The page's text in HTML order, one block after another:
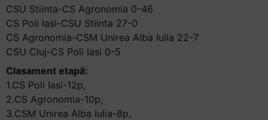
CSU Stiinta-CS Agronomia 0-46
CS Poli Iasi-CSU Stiinta 27-0
CS Agronomia-CSM Unirea Alba Iulia 22-7
CSU Cluj-CS Poli Iasi 0-5
Clasament etapă:
1.CS Poli Iasi-12p,
2.CS Agronomia-10p,
3.CSM Unirea Alba Iulia-8p,